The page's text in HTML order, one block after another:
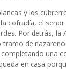
y los
cofradía, el
Por detrás, la
tramo de
completando una
en casa